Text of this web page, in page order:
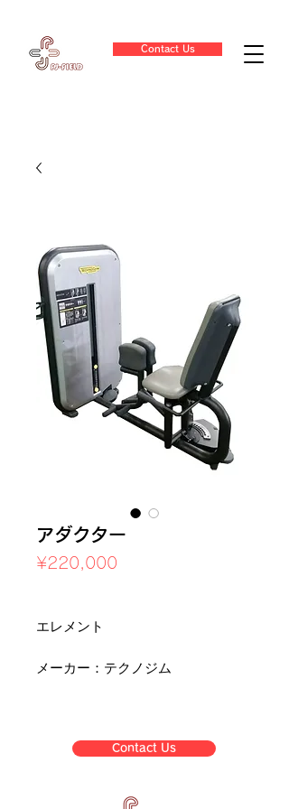
Contact Us
アダクター
¥220,000
エレメント
メーカー：テクノジム
Contact Us